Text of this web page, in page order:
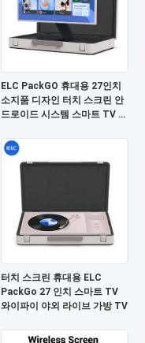
ELC PackGO 휴대용 27인치
소지품 디자인 터치 스크린 안
드로이드 시스템 스마트 TV 캠
터치 스크린 휴대용 ELC
PackGo 27 인치 스마트 TV
와이파이 야외 라이브 가방 TV